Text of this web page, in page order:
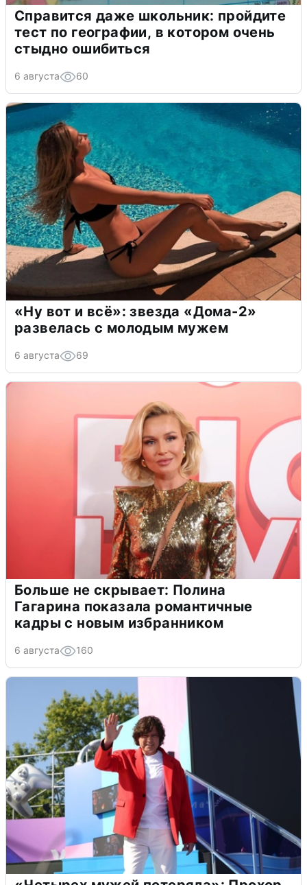
Справится даже школьник: пройдите
тест по географии, в котором очень
стыдно ошибиться
6 августа 60
«Ну вот и всё»: звезда «Дома-2»
развелась с молодым мужем
6 августа 69
Больше не скрывает: Полина
Гагарина показала романтичные
кадры с новым избранником
6 августа 160